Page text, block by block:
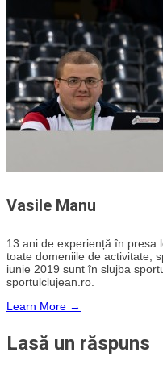
Vasile Manu
13 ani de experiență în presa
toate domeniile de activitate,
iunie 2019 sunt în slujba
sportulclujean.ro.
Learn More →
Lasă un răspuns